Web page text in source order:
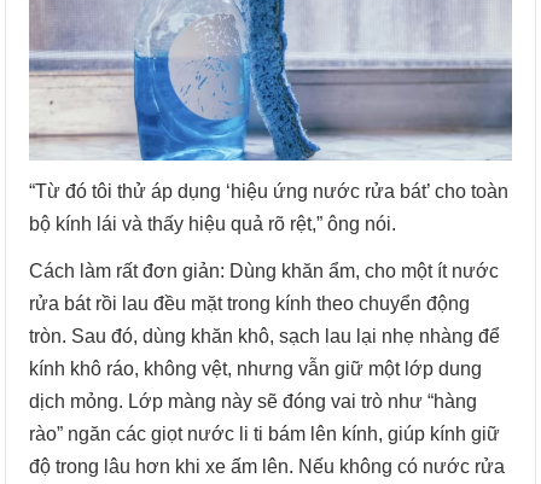
“Từ đó tôi thử áp dụng ‘hiệu ứng nước rửa bát’ cho toàn
bộ kính lái và thấy hiệu quả rõ rệt,” ông nói.
Cách làm rất đơn giản: Dùng khăn ẩm, cho một ít nước
rửa bát rồi lau đều mặt trong kính theo chuyển động
tròn. Sau đó, dùng khăn khô, sạch lau lại nhẹ nhàng để
kính khô ráo, không vệt, nhưng vẫn giữ một lớp dung
dịch mỏng. Lớp màng này sẽ đóng vai trò như “hàng
rào” ngăn các giọt nước li ti bám lên kính, giúp kính giữ
độ trong lâu hơn khi xe ấm lên. Nếu không có nước rửa